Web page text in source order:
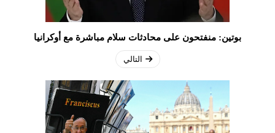
بوتين: منفتحون على محادثات سلام مباشرة مع أوكرانيا
التالي